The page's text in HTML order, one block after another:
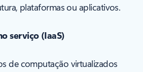
plataformas ou aplicativos.
serviço (IaaS)
de computação virtualizados